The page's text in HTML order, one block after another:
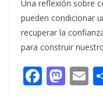
Una reflexión sobre
pueden condicionar
recuperar la
para construir
F M E